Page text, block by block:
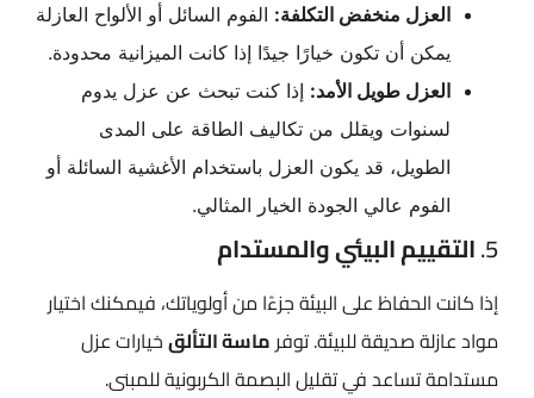
العزل منخفض التكلفة: الفوم السائل أو الألواح العازلة
يمكن أن تكون خيارًا جيدًا إذا كانت الميزانية محدودة.
العزل طويل الأمد: إذا كنت تبحث عن عزل يدوم
لسنوات ويقلل من تكاليف الطاقة على المدى
الطويل، قد يكون العزل باستخدام الأغشية السائلة أو
الفوم عالي الجودة الخيار المثالي.
5. التقييم البيئي والمستدام
إذا كانت الحفاظ على البيئة جزءًا من أولوياتك، فيمكنك اختيار
مواد عازلة صديقة للبيئة. توفر ماسة التألقخيارات عزل
مستدامة تساعد في تقليل البصمة الكربونية للمبنى.